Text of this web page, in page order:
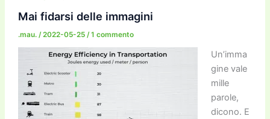
o
o
k
o
Mai fidarsi delle immagini
.mau. /2022-05-25 /1 commento
Un’imma
gine vale
mille
parole,
dicono. E